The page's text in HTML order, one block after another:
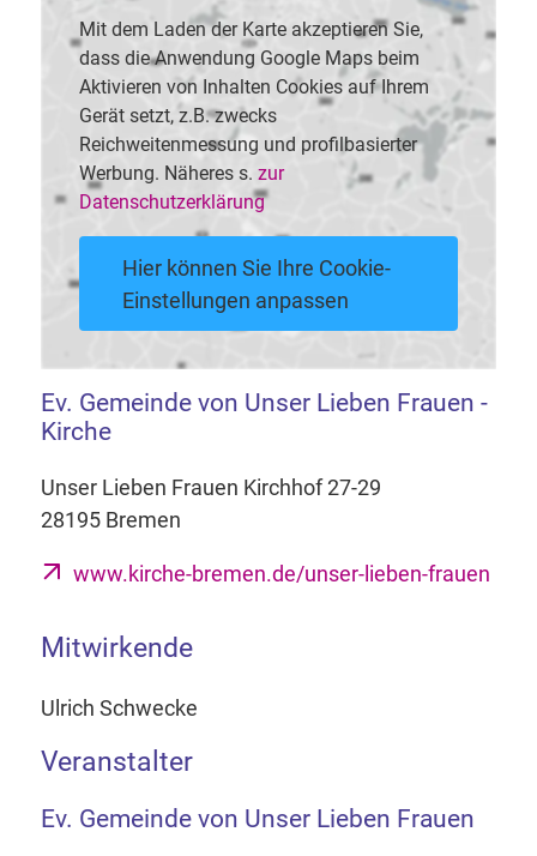
Mit dem Laden der Karte akzeptieren Sie,
dass die Anwendung Google Maps beim
Aktivieren von Inhalten Cookies auf Ihrem
Gerät setzt, z.B. zwecks
Reichweitenmessung und profilbasierter
Werbung. Näheres s. zur
Datenschutzerklärung
Hier können Sie Ihre Cookie-
Einstellungen anpassen
Ev. Gemeinde von Unser Lieben Frauen -
Kirche
Unser Lieben Frauen Kirchhof 27-29
28195 Bremen
www.kirche-bremen.de/unser-lieben-frauen
Mitwirkende
Ulrich Schwecke
Veranstalter
Ev. Gemeinde von Unser Lieben Frauen